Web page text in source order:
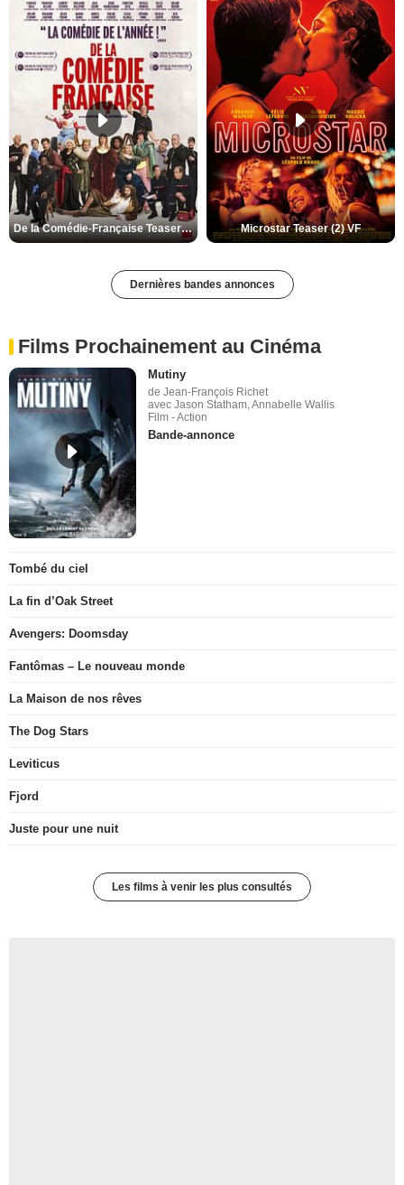
De la Comédie-Française Teaser (3) VF Microstar Teaser (2) VF
Dernières bandes annonces
Films Prochainement au Cinéma
Mutiny
de Jean-François Richet
avec Jason Statham, Annabelle Wallis
Film - Action
Bande-annonce
Tombé du ciel
La fin d’Oak Street
Avengers: Doomsday
Fantômas – Le nouveau monde
La Maison de nos rêves
The Dog Stars
Leviticus
Fjord
Juste pour une nuit
Les films à venir les plus consultés